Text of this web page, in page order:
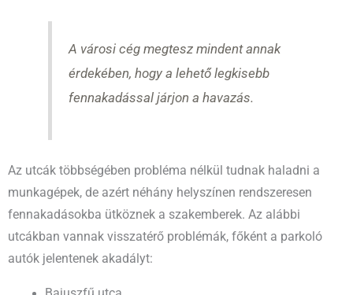
A városi cég megtesz mindent annak
érdekében, hogy a lehető legkisebb
fennakadással járjon a havazás.
Az utcák többségében probléma nélkül tudnak haladni a
munkagépek, de azért néhány helyszínen rendszeresen
fennakadásokba ütköznek a szakemberek. Az alábbi
utcákban vannak visszatérő problémák, főként a parkoló
autók jelentenek akadályt: